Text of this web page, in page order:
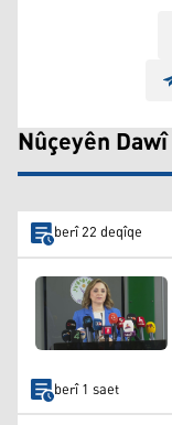
Nûçeyên Dawî
berî 22 deqîqe
berî 1 saet